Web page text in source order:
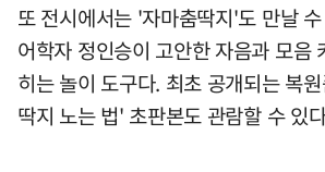
또 전시에서는 '자마춤딱지'도 만날
어학자 정인승이 고안한 자음과 모음
히는 놀이 도구다. 최초 공개되는 복
딱지 노는 법' 초판본도 관람할 수 있